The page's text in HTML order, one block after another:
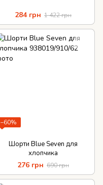
284 грн 1 422 грн
−60%
Шорти Blue Seven для
хлопчика
276 грн 690 грн